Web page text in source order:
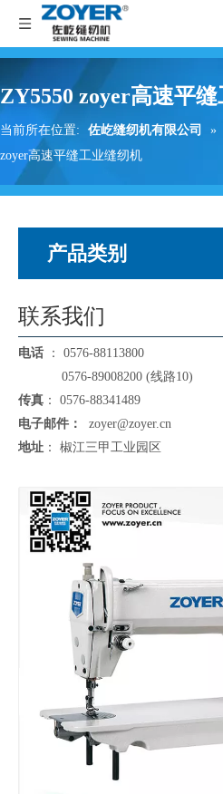
ZY5550 zoyer高速平
当前所在位置: 佐屹缝纫机有限公司 »
zoyer高速平缝工业缝纫机
产品类别
联系我们
电话 ： 0576-88113800
0576-89008200 (线路10)
传真 ： 0576-88341489
电子邮件：
zoyer@zoyer.cn
地址 ： 椒江三甲工业园区